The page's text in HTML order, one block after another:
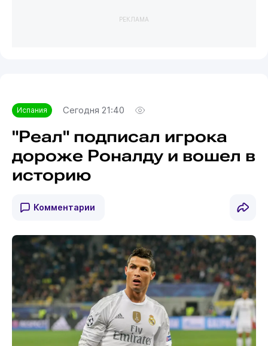
РЕКЛАМА
Испания Сегодня 21:40
"Реал" подписал игрока
дороже Роналду и вошел в
историю
Комментарии